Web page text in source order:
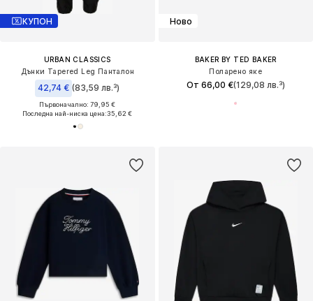
КУПОН
URBAN CLASSICS
Дънки Tapered Leg Панталон
42,74 € (83,59 лв.³)
Първоначално: 79,95 €
Последна най-ниска цена:35,62 €
Ново
BAKER BY TED BAKER
Поларено яке
От 66,00 €(129,08 лв.³)